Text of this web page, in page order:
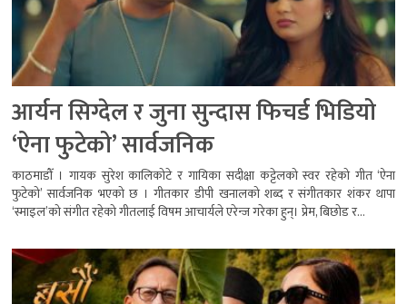
आर्यन सिग्देल र जुना सुन्दास फिचर्ड भिडियो
‘ऐना फुटेको’ सार्वजनिक
काठमाडौँ । गायक सुरेश कालिकोटे र गायिका सदीक्षा कट्टेलको स्वर रहेको गीत ‘ऐना
फुटेको’ सार्वजनिक भएको छ । गीतकार डीपी खनालको शब्द र संगीतकार शंकर थापा
‘स्माइल’को संगीत रहेको गीतलाई विषम आचार्यले एरेन्ज गरेका हुन्। प्रेम, बिछोड र...